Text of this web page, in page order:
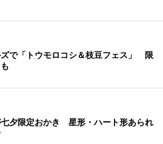
で「トウモロコシ＆枝豆フェス」 限
夕限定おかき 星形・ハート形あられ